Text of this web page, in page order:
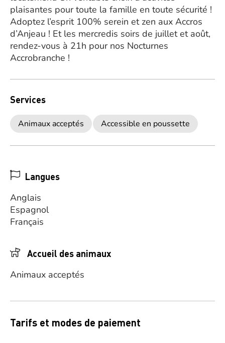
plaisantes pour toute la famille en toute sécurité !
Adoptez l’esprit 100% serein et zen aux Accros
d’Anjeau ! Et les mercredis soirs de juillet et août,
rendez-vous à 21h pour nos Nocturnes
Accrobranche !
Services
Animaux acceptés Accessible en poussette
Langues
Anglais
Espagnol
Français
Accueil des animaux
Animaux acceptés
Tarifs et modes de paiement